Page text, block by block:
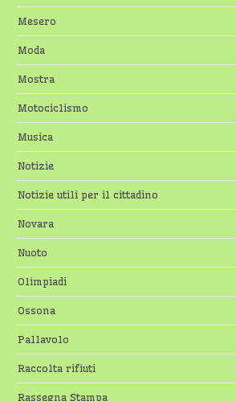
Mesero
Moda
Mostra
Motociclismo
Musica
Notizie
Notizie utili per il cittadino
Novara
Nuoto
Olimpiadi
Ossona
Pallavolo
Raccolta rifiuti
Rassegna Stampa